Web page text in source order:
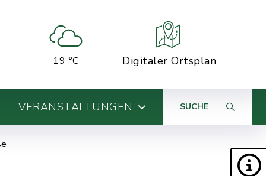
19 °C Digitaler Ortsplan
VERANSTALTUNGEN SUCHE